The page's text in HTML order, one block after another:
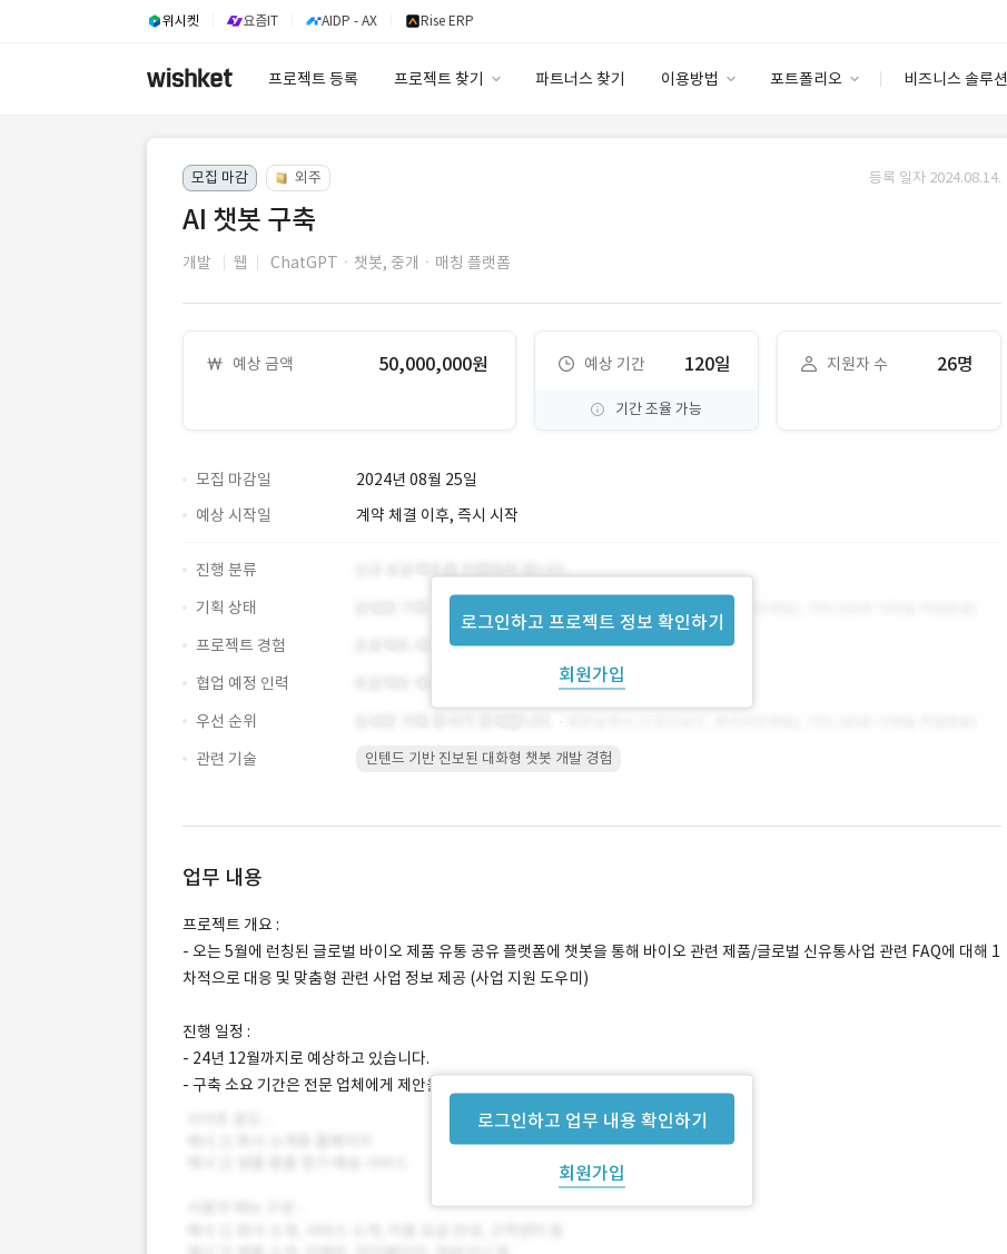
위시켓 요즘IT AIDP - AX Rise ERP
프로젝트 등록 프로젝트 찾기 파트너스 찾기 이용방법 포트폴리오 비즈니스 솔루션
안심 코드 케어
모집 마감 외주 등록 일자 2024.08.14.
AI 챗봇 구축
개발 웹 ChatGPTㆍ챗봇, 중개ㆍ매칭 플랫폼
예상 금액 50,000,000원 예상 기간 120일
기간 조율 가능
지원자 수 26명
모집 마감일 2024년 08월 25일
로그인하고 프로젝트 정보 확인하기
회원가입
예상 시작일 계약 체결 이후, 즉시 시작
진행 분류
기획 상태
프로젝트 경험
협업 예정 인력
우선 순위
관련 기술
인텐드 기반 진보된 대화형 챗봇 개발 경험
업무 내용
로그인하고 업무 내용 확인하기
회원가입
프로젝트 개요 :
- 오는 5월에 런칭된 글로벌 바이오 제품 유통 공유 플랫폼에 챗봇을 통해 바이오 관련 제품/글로벌 신유통사업 관련 FAQ에 대해 1
차적으로 대응 및 맞춤형 관련 사업 정보 제공 (사업 지원 도우미)
진행 일정 :
- 24년 12월까지로 예상하고 있습니다.
- 구축 소요 기간은 전문 업체에게 제안을 받아보고자 합니다.